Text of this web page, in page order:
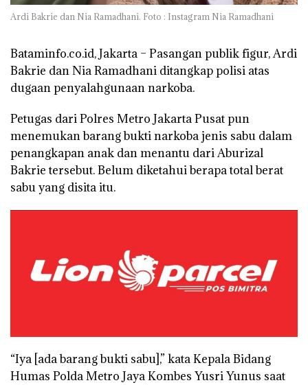
Ardi Bakrie dan Nia Ramadhani. Foto : Instagram Nia Ramadhani
Bataminfo.co.id, Jakarta – Pasangan publik figur, Ardi
Bakrie dan Nia Ramadhani ditangkap polisi atas
dugaan penyalahgunaan narkoba.
Petugas dari Polres Metro Jakarta Pusat pun
menemukan barang bukti narkoba jenis sabu dalam
penangkapan anak dan menantu dari Aburizal
Bakrie tersebut. Belum diketahui berapa total berat
sabu yang disita itu.
“Iya [ada barang bukti sabu],” kata Kepala Bidang
Humas Polda Metro Jaya Kombes Yusri Yunus saat